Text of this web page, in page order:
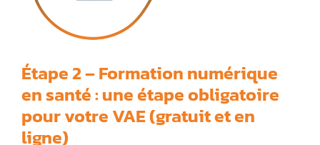
Étape 2 – Formation numérique
en santé : une étape obligatoire
pour votre VAE (gratuit et en
ligne)